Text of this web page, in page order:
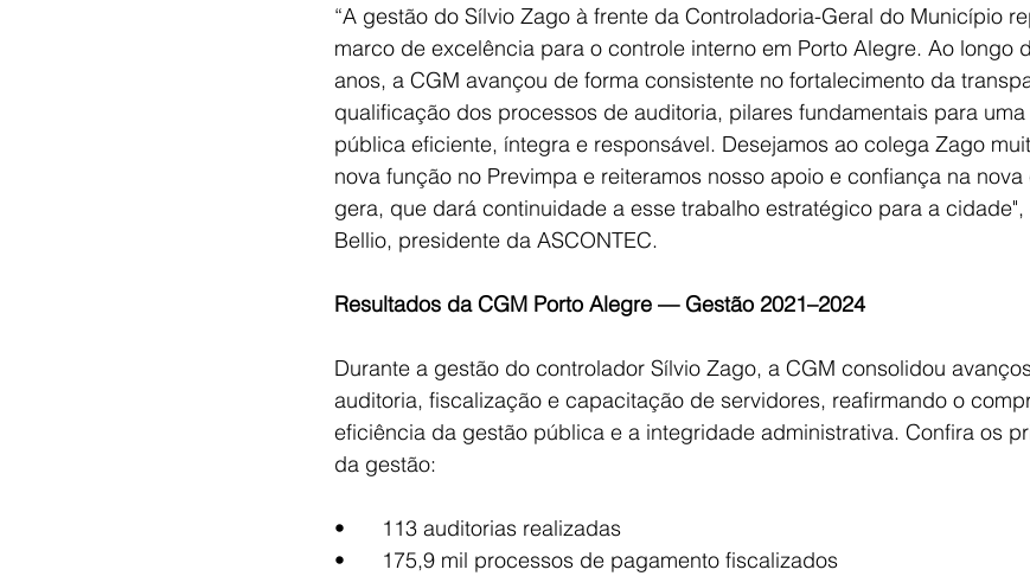
“A gestão do Sílvio Zago à frente da Controladoria-Geral do Município
marco de excelência para o controle interno em Porto Alegre. Ao longo
anos, a CGM avançou de forma consistente no fortalecimento da
qualificação dos processos de auditoria, pilares fundamentais para
pública eficiente, íntegra e responsável. Desejamos ao colega Zago
nova função no Previmpa e reiteramos nosso apoio e confiança na
gera, que dará continuidade a esse trabalho estratégico para a
Bellio, presidente da ASCONTEC.
Resultados da CGM Porto Alegre — Gestão 2021–2024
Durante a gestão do controlador Sílvio Zago, a CGM consolidou
auditoria, fiscalização e capacitação de servidores, reafirmando o
eficiência da gestão pública e a integridade administrativa. Confira os
da gestão:
•	113 auditorias realizadas
•	175,9 mil processos de pagamento fiscalizados